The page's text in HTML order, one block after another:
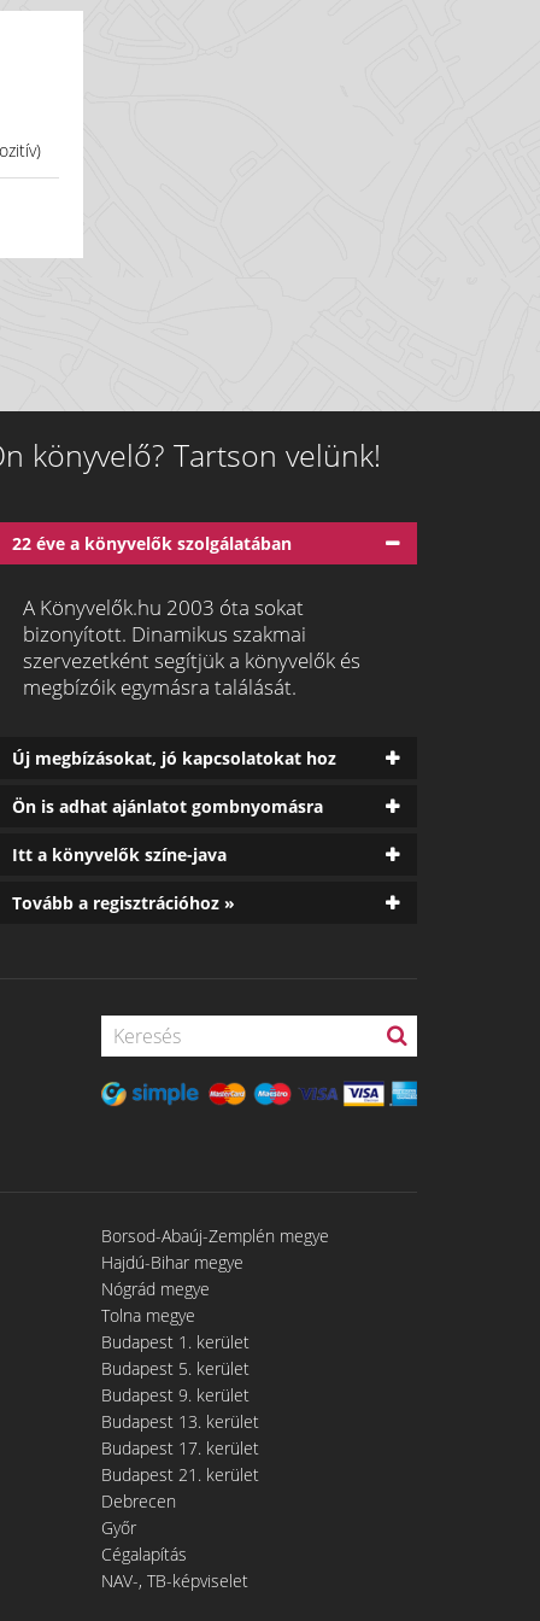
könyvelő? Tartson velünk!
22 éve a könyvelők szolgálatában
A Könyvelők.hu 2003 óta sokat
bizonyított. Dinamikus szakmai
szervezetként segítjük a könyvelők és
megbízóik egymásra találását.
Új megbízásokat, jó kapcsolatokat hoz
Ön is adhat ajánlatot gombnyomásra
Itt a könyvelők színe-java
Tovább a regisztrációhoz »
Borsod-Abaúj-Zemplén megye
Hajdú-Bihar megye
Nógrád megye
Tolna megye
Budapest 1. kerület
Budapest 5. kerület
Budapest 9. kerület
Budapest 13. kerület
Budapest 17. kerület
Budapest 21. kerület
Debrecen
Győr
Cégalapítás
NAV-, TB-képviselet